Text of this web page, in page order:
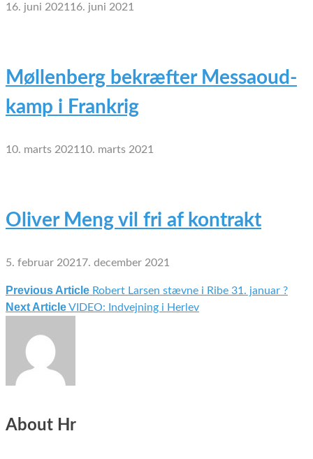
16. juni 2021 16. juni 2021
Møllenberg bekræfter Messaoud-
kamp i Frankrig
10. marts 2021 10. marts 2021
Oliver Meng vil fri af kontrakt
5. februar 2021 7. december 2021
Indlægsnavigation
Previous Article Robert Larsen stævne i Ribe 31. januar ?
Next ArticleVIDEO: Indvejning i Herlev
About Hr